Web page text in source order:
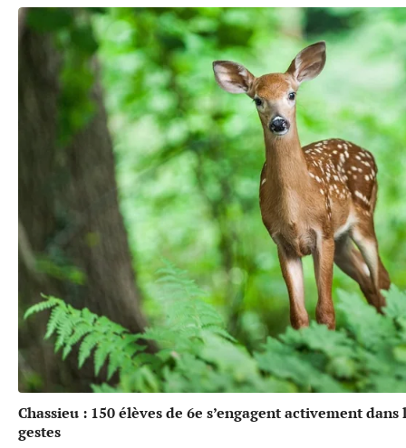
Chassieu : 150 élèves de 6e s’engagent activement
gestes